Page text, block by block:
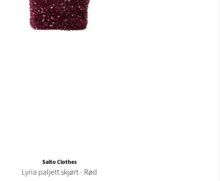
Salto Clothes
Lyria paljett skjørt - Rød